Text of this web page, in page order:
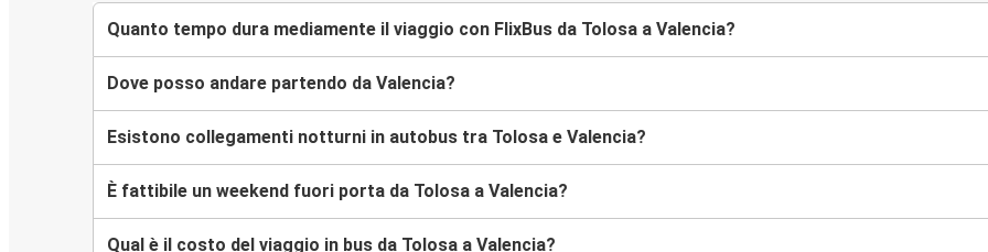
Quanto tempo dura mediamente il viaggio con FlixBus da Tolosa a Valencia?
Dove posso andare partendo da Valencia?
Esistono collegamenti notturni in autobus tra Tolosa e Valencia?
È fattibile un weekend fuori porta da Tolosa a Valencia?
Qual è il costo del viaggio in bus da Tolosa a Valencia?